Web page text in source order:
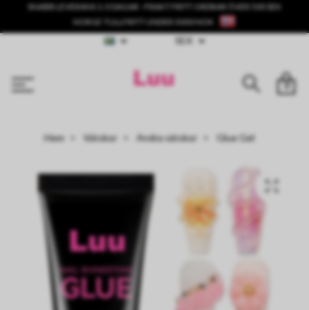
SNABB LEVERANS 1-3 DAGAR - FRAKT FRITT ORDRAR ÖVER 500 SEK
NORGE TULLFRITT UNDER 3000 NOK
0
Hem Vätskor Andra vätskor Glue Gel